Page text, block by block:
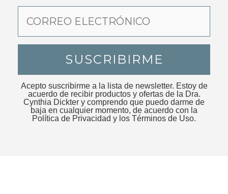
Acepto suscribirme a la lista de newsletter. Estoy de
acuerdo de recibir productos y ofertas de la Dra.
Cynthia Dickter y comprendo que puedo darme de
baja en cualquier momento, de acuerdo con la
Política de Privacidad y los Términos de Uso.